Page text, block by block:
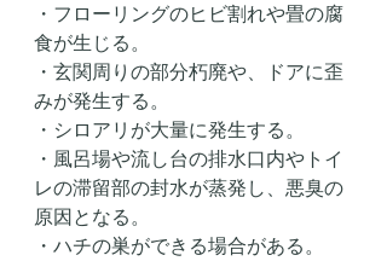
・フローリングのヒビ割れや畳の腐
食が生じる。
・玄関周りの部分朽廃や、ドアに歪
みが発生する。
・シロアリが大量に発生する。
・風呂場や流し台の排水口内やトイ
レの滞留部の封水が蒸発し、悪臭の
原因となる。
・ハチの巣ができる場合がある。